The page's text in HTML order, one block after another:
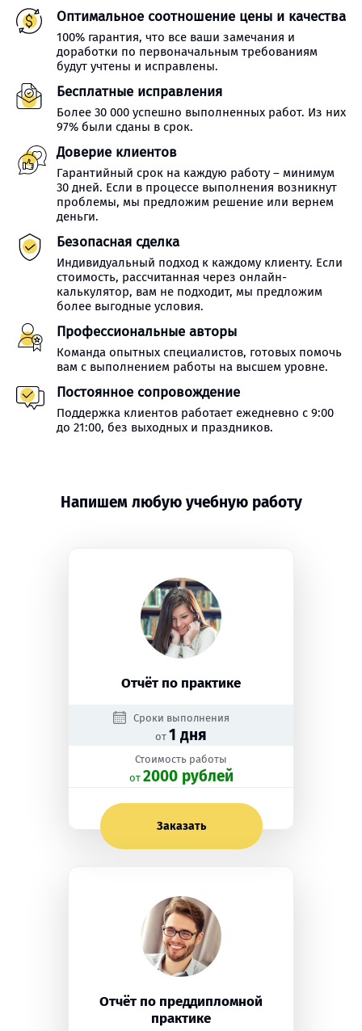
Оптимальное соотношение цены и качества
100% гарантия, что все ваши замечания и
доработки по первоначальным требованиям
будут учтены и исправлены.
Бесплатные исправления
Более 30 000 успешно выполненных работ. Из них
97% были сданы в срок.
Доверие клиентов
Гарантийный срок на каждую работу – минимум
30 дней. Если в процессе выполнения возникнут
проблемы, мы предложим решение или вернем
деньги.
Безопасная сделка
Индивидуальный подход к каждому клиенту. Если
стоимость, рассчитанная через онлайн-
калькулятор, вам не подходит, мы предложим
более выгодные условия.
Профессиональные авторы
Команда опытных специалистов, готовых помочь
вам с выполнением работы на высшем уровне.
Постоянное сопровождение
Поддержка клиентов работает ежедневно с 9:00
до 21:00, без выходных и праздников.
Напишем любую учебную работу
Отчёт по практике
Сроки выполнения
от 1 дня
Стоимость работы
oт 2000 рублей
Заказать
Отчёт по преддипломной
практике